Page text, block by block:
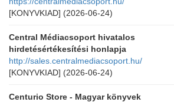
[KONYVKIAD] (2026-06-24)
Central Médiacsoport hivatalos
hirdetésértékesítési honlapja
http://sales.centralmediacsoport.hu/
[KONYVKIAD] (2026-06-24)
Centurio Store - Magyar könyvek